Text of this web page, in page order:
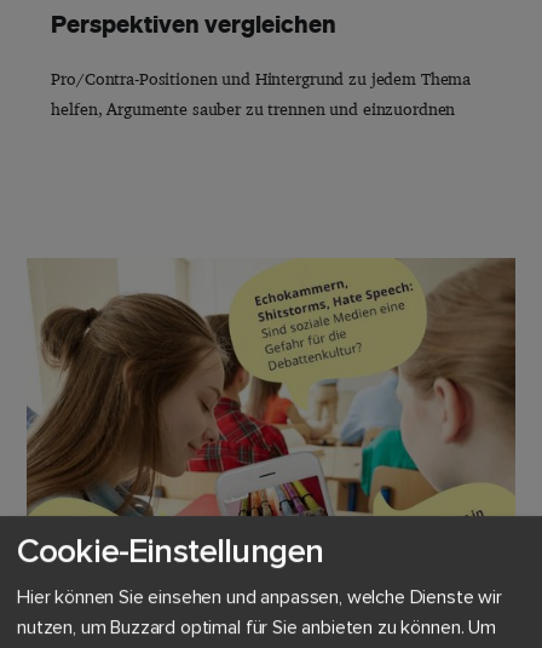
Perspektiven vergleichen
Pro/Contra-Positionen und Hintergrund zu jedem Thema
helfen, Argumente sauber zu trennen und einzuordnen
Cookie-Einstellungen
Hier können Sie einsehen und anpassen, welche Dienste wir
nutzen, um Buzzard optimal für Sie anbieten zu können. Um